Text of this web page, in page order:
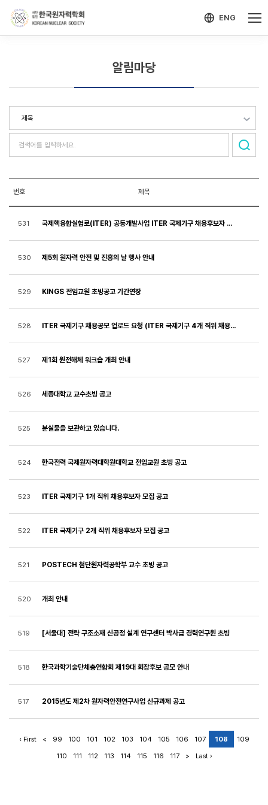
ENG
알림마당
번호 제목
531 국제핵융합실험로(ITER) 공동개발사업 ITER 국제기구 채용후보자 모집 공고
530 제5회 원자력 안전 및 진흥의 날 행사 안내
529 KINGS 전임교원 초빙공고 기간연장
528 ITER 국제기구 채용공모 업로드 요청 (ITER 국제기구 4개 직위 채용후보자 추천 공모)
527 제1회 원전해체 워크숍 개최 안내
526 세종대학교 교수초빙 공고
525 분실물을 보관하고 있습니다.
524 한국전력 국제원자력대학원대학교 전임교원 초빙 공고
523 ITER 국제기구 1개 직위 채용후보자 모집 공고
522 ITER 국제기구 2개 직위 채용후보자 모집 공고
521 POSTECH 첨단원자력공학부 교수 초빙 공고
520 개최 안내
519 [서울대] 전략 구조소재 신공정 설계 연구센터 박사급 경력연구원 초빙
518 한국과학기술단체총연합회 제19대 회장후보 공모 안내
517 2015년도 제2차 원자력안전연구사업 신규과제 공고
‹ First < 99 100 101 102 103 104 105 106 107 108
109
110
111 112 113 114 115 116 117 > Last ›